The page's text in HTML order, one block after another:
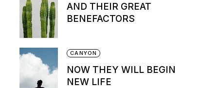
AND THEIR GREAT
BENEFACTORS
CANYON
NOW THEY WILL BEGIN
NEW LIFE